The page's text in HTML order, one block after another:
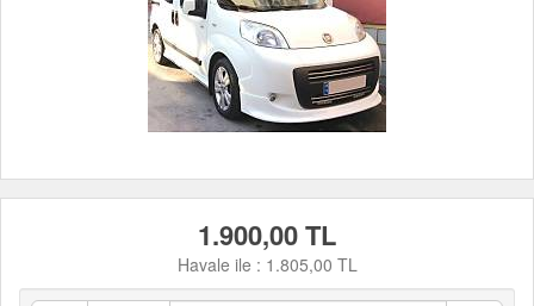
1.900,00 TL
Havale ile : 1.805,00 TL